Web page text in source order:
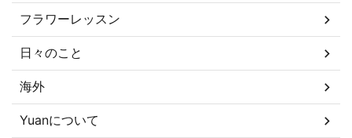
フラワーレッスン
日々のこと
海外
Yuanについて